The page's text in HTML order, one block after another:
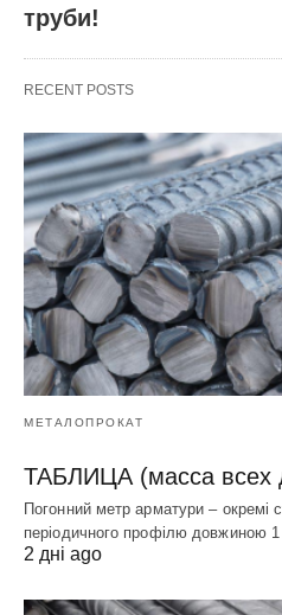
труби!
RECENT POSTS
МЕТАЛОПРОКАТ
ТАБЛИЦА (масса всех
Погонний метр арматури – окремі
періодичного профілю довжиною
2 дні ago